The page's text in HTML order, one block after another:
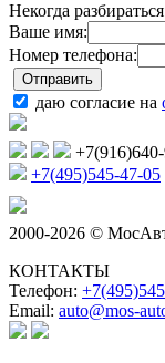
Некогда
Ваше имя:
Номер телефона:
даю согласие на
+7(495)545-47-05
2000-2026 ©
КОНТАКТЫ
Телефон:
Email: auto@mos-